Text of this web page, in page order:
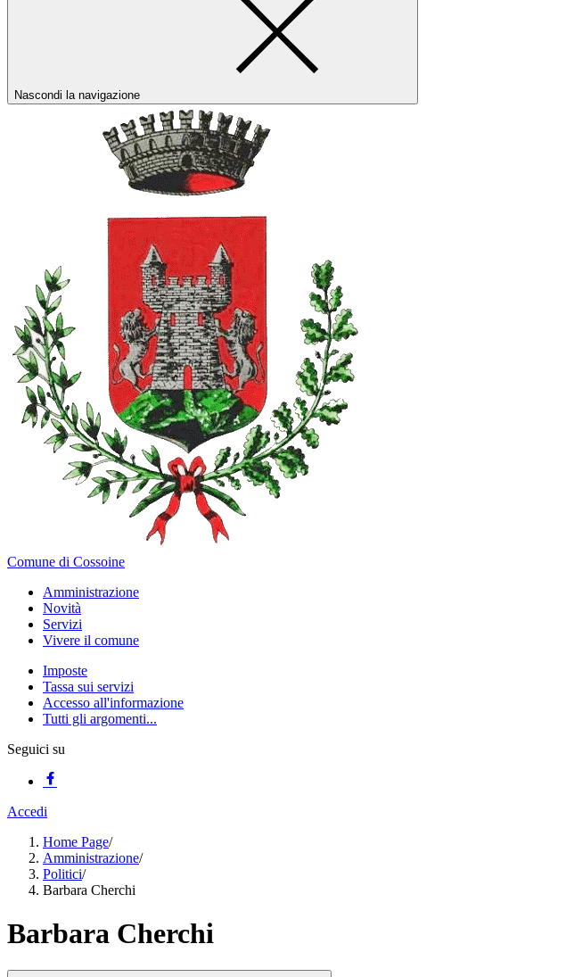
Nascondi la navigazione
Comune di Cossoine
Amministrazione
Novità
Servizi
Vivere il comune
Imposte
Tassa sui servizi
Accesso all'informazione
Tutti gli argomenti...
Seguici su
Accedi
Home Page/
Amministrazione/
Politici/
Barbara Cherchi
Barbara Cherchi